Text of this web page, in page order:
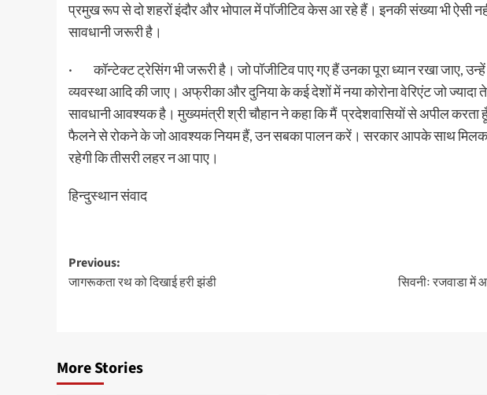
प्रमुख रूप से दो शहरों इंदौर और भोपाल में पॉजीटिव केस आ रहे हैं। इनकी संख्या भी ऐसी
सावधानी जरूरी है।
· कॉन्टेक्ट ट्रेसिंग भी जरूरी है। जो पॉजीटिव पाए गए हैं उनका पूरा ध्यान रखा जाए,
व्यवस्था आदि की जाए। अफ्रीका और दुनिया के कई देशों में नया कोरोना वेरिएंट जो ज्यादा
सावधानी आवश्यक है। मुख्यमंत्री श्री चौहान ने कहा कि मैं प्रदेशवासियों से अपील
फैलने से रोकने के जो आवश्यक नियम हैं, उन सबका पालन करें। सरकार आपके साथ मिलकर
रहेगी कि तीसरी लहर न आ पाए।
हिन्दुस्थान संवाद
Post
navigation
Previous:
जागरूकता रथ को दिखाई हरी झंडी
सिवनीः रजवाडा
More Stories